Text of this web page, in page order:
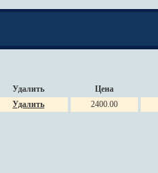
Удалить Цена
Удалить 2400.00